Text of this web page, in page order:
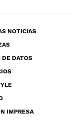
NOTICIAS
DE DATOS
IMPRESA